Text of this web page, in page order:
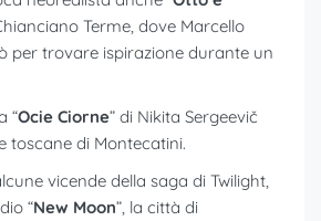
Terme, dove Marcello
per trovare ispirazione durante un
“Ocie Ciorne” di Nikita Sergeevič
toscane di Montecatini.
vicende della saga di Twilight,
“New Moon”, la città di